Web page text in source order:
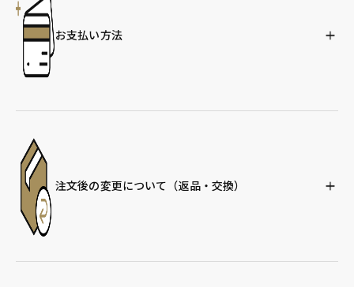
お支払い方法
注文後の変更について （返品・交換）